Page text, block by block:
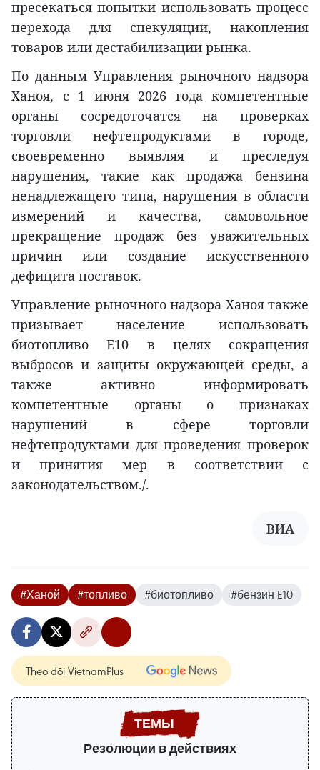
пресекаться попытки использовать процесс
перехода для спекуляции, накопления
товаров или дестабилизации рынка.
По данным Управления рыночного надзора
Ханоя, с 1 июня 2026 года компетентные
органы сосредоточатся на проверках
торговли нефтепродуктами в городе,
своевременно выявляя и преследуя
нарушения, такие как продажа бензина
ненадлежащего типа, нарушения в области
измерений и качества, самовольное
прекращение продаж без уважительных
причин или создание искусственного
дефицита поставок.
Управление рыночного надзора Ханоя также
призывает население использовать
биотопливо E10 в целях сокращения
выбросов и защиты окружающей среды, а
также активно информировать
компетентные органы о признаках
нарушений в сфере торговли
нефтепродуктами для проведения проверок
и принятия мер в соответствии с
законодательством./.
ВИA
#Ханой #топливо #биотопливо #бензин E10
Theo dõi VietnamPlus
Резолюции в действиях